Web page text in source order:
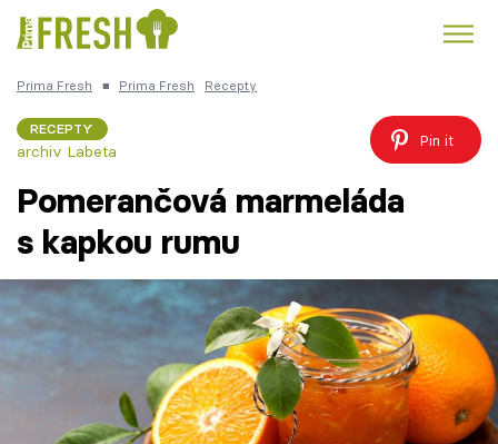
Česká kuchyně
Témata
Recepty
Prima Fresh ■ Prima Fresh Recepty
RECEPTY
archiv Labeta
Pin it
Pomerančová marmeláda
s kapkou rumu